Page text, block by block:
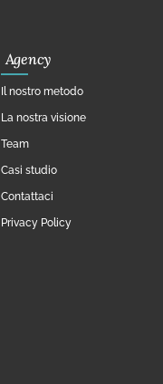
Agency
Il nostro metodo
La nostra visione
Team
Casi studio
Contattaci
Privacy Policy